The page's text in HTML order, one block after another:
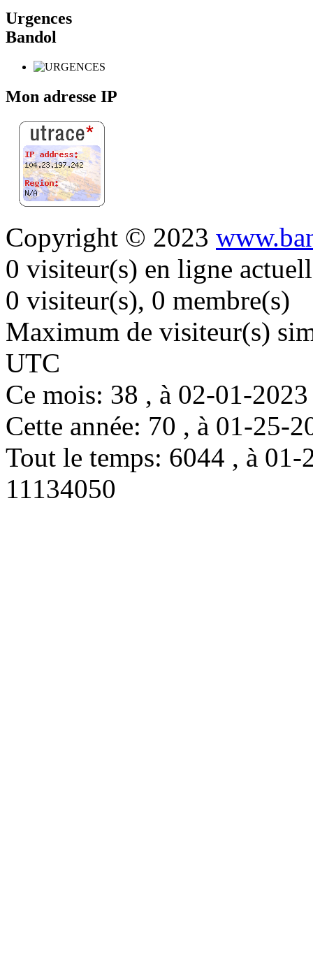
Urgences
Bandol
Mon adresse IP
Copyright © 2023
0 visiteur(s) en ligne
0 visiteur(s), 0 membre(s)
Maximum de visiteur(s)
UTC
Ce mois: 38 , à 02-01-
Cette année: 70 , à 01-25-
Tout le temps: 6044 , à
11134050